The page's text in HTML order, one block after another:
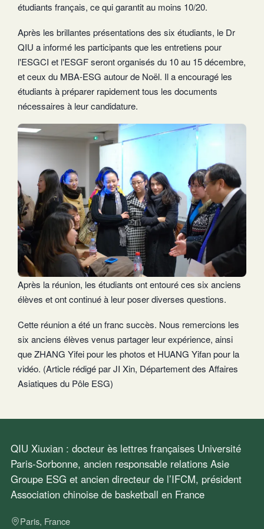
étudiants français, ce qui garantit au moins 10/20.
Après les brillantes présentations des six étudiants, le Dr
QIU a informé les participants que les entretiens pour
l'ESGCI et l'ESGF seront organisés du 10 au 15 décembre,
et ceux du MBA-ESG autour de Noël. Il a encouragé les
étudiants à préparer rapidement tous les documents
nécessaires à leur candidature.
Après la réunion, les étudiants ont entouré ces six anciens
élèves et ont continué à leur poser diverses questions.
Cette réunion a été un franc succès. Nous remercions les
six anciens élèves venus partager leur expérience, ainsi
que ZHANG Yifei pour les photos et HUANG Yifan pour la
vidéo. (Article rédigé par JI Xin, Département des Affaires
Asiatiques du Pôle ESG)
QIU Xiuxian : docteur ès lettres françaises Université
Paris-Sorbonne, ancien responsable relations Asie
Groupe ESG et ancien directeur de l’IFCM, président
Association chinoise de basketball en France
Paris, France